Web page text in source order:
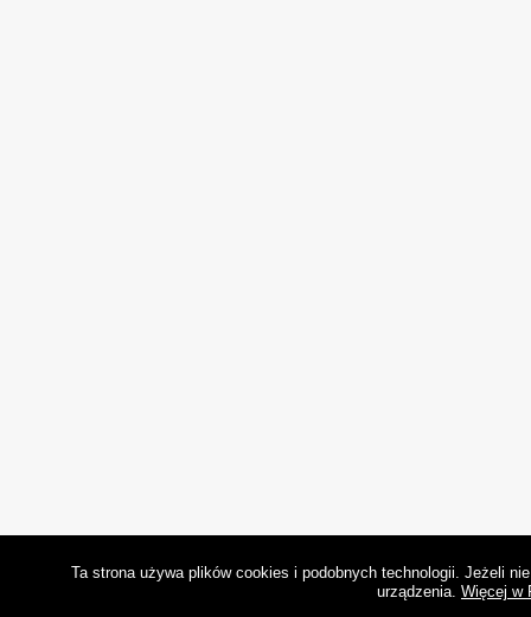
Ta strona używa plików cookies i podobnych technologii. Jeżeli
urządzenia. Więcej w